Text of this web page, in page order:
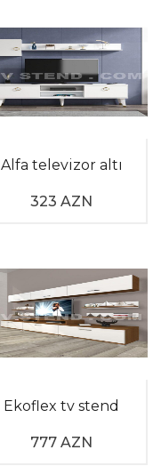
Alfa televizor altı
323 AZN
Ekoflex tv stend
777 AZN